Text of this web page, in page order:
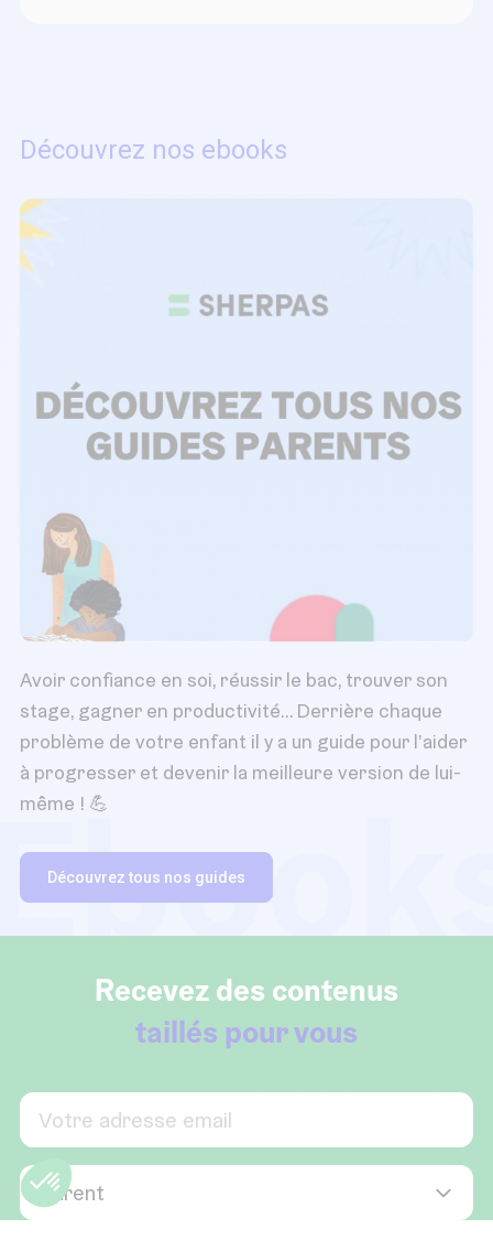
Découvrez nos ebooks
Avoir confiance en soi, réussir le bac, trouver son
stage, gagner en productivité… Derrière chaque
problème de votre enfant il y a un guide pour l’aider
à progresser et devenir la meilleure version de lui-
même ! 💪
Découvrez tous nos guides
Recevez des contenus
taillés pour vous